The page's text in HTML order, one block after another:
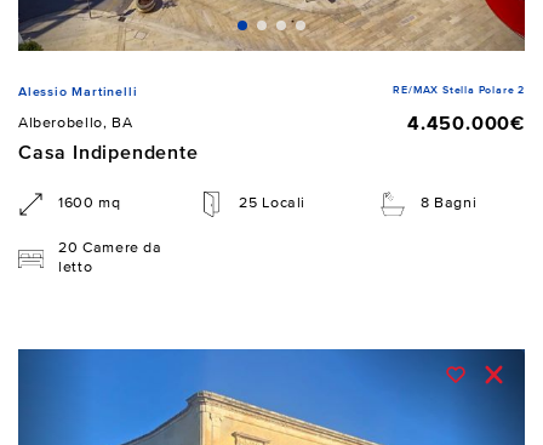
Alessio Martinelli RE/MAX Stella Polare 2
Alberobello, BA
4.450.000€
Casa Indipendente
1600 mq 25 Locali 8 Bagni
20 Camere da
letto